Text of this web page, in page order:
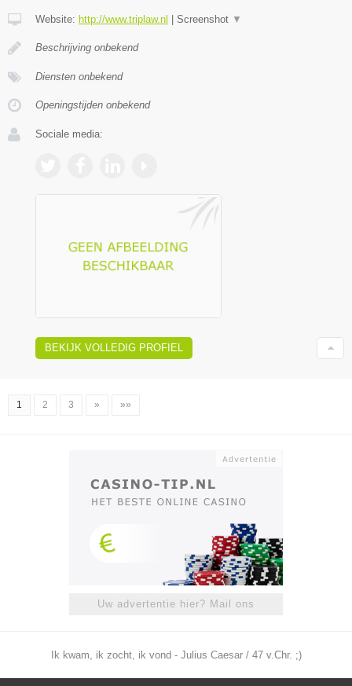
Website: http://www.triplaw.nl Screenshot ▼
Beschrijving onbekend
Diensten onbekend
Openingstijden onbekend
Sociale media:
BEKIJK VOLLEDIG PROFIEL
1 2 3 » »»
Uw advertentie hier? Mail ons
Ik kwam, ik zocht, ik vond - Julius Caesar / 47 v.Chr. ;)